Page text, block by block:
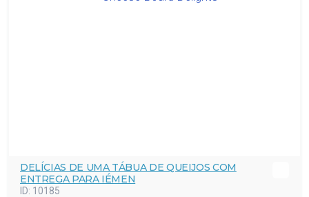
DELÍCIAS DE UMA TÁBUA DE QUEIJOS COM
ENTREGA PARA IÉMEN
ID: 10185